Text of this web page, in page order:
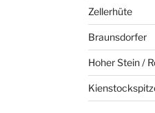
Zellerhüte
Braunsdorfer
Hoher Stein /